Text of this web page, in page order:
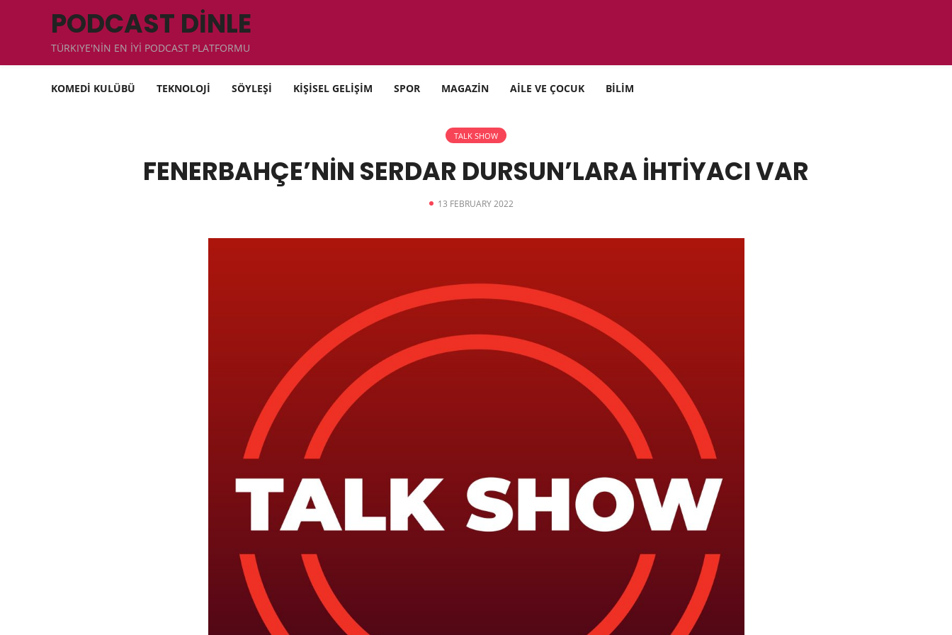
PODCAST DİNLE
TÜRKIYE'NİN EN İYİ PODCAST PLATFORMU
KOMEDİ KULÜBÜ TEKNOLOJİ SÖYLEŞİ KİŞİSEL GELİŞİM SPOR MAGAZİN AİLE VE ÇOCUK BİLİM
TALK SHOW
FENERBAHÇE’NİN SERDAR DURSUN’LARA İHTİYACI VAR
13 FEBRUARY 2022